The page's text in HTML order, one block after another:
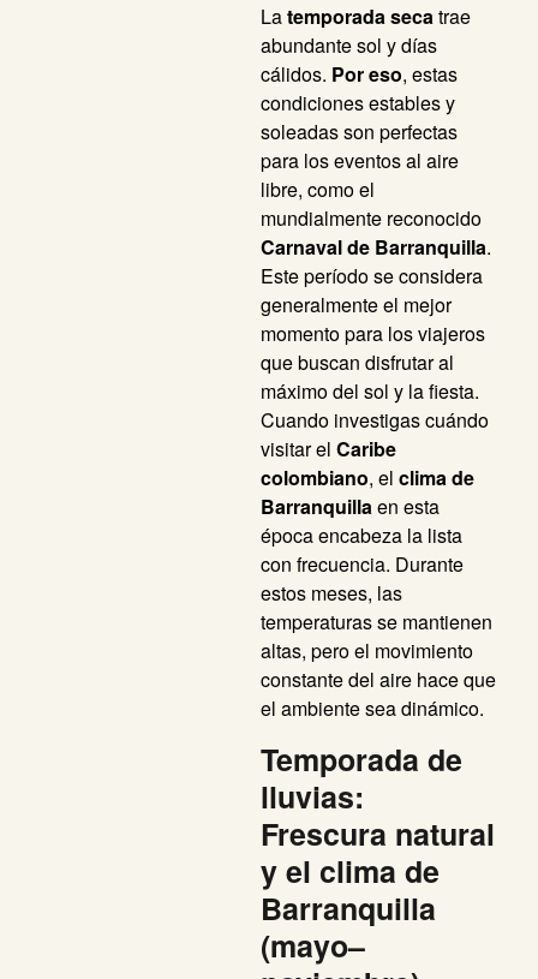
Latemporada secatrae
abundante sol y días
cálidos. Por eso, estas
condiciones estables y
soleadas son perfectas
para los eventos al aire
libre, como el
mundialmente reconocido
Carnaval de Barranquilla.
Este período se considera
generalmente el mejor
momento para los viajeros
que buscan disfrutar al
máximo del sol y la fiesta.
Cuando investigas cuándo
visitar el Caribe
colombiano, el clima de
Barranquillaen esta
época encabeza la lista
con frecuencia. Durante
estos meses, las
temperaturas se mantienen
altas, pero el movimiento
constante del aire hace que
el ambiente sea dinámico.
Temporada de
lluvias:
Frescura natural
y el clima de
Barranquilla
(mayo–